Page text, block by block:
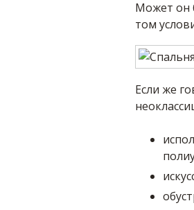
Может он
том
Если же